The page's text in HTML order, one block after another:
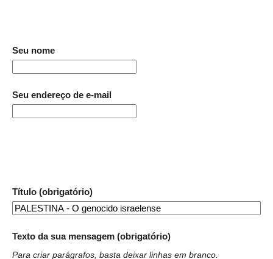
Seu nome
Seu endereço de e-mail
Título (obrigatório)
Texto da sua mensagem (obrigatório)
Para criar parágrafos, basta deixar linhas em branco.